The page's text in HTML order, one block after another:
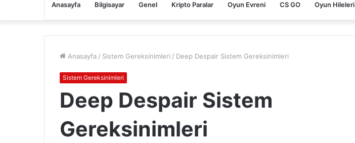
Anasayfa Bilgisayar Genel Kripto Paralar Oyun Evreni CS GO Oyun Hileleri
Anasayfa / Sistem Gereksinimleri / Deep Despair Sistem Gereksinimleri
Sistem Gereksinimleri
Deep Despair Sistem
Gereksinimleri